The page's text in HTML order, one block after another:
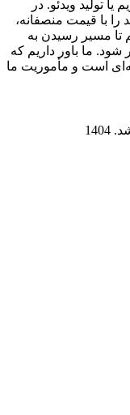
تولید ویدئو. در
را با قیمت منصفانه،
مسیر رسیدن به
شود. ما باور داریم که
است و مأموریت ما
1404